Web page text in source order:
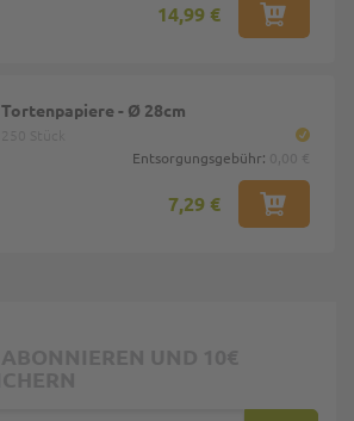
14,99 €
Tortenpapiere - Ø 28cm
Entsorgungsgebühr:
7,29 €